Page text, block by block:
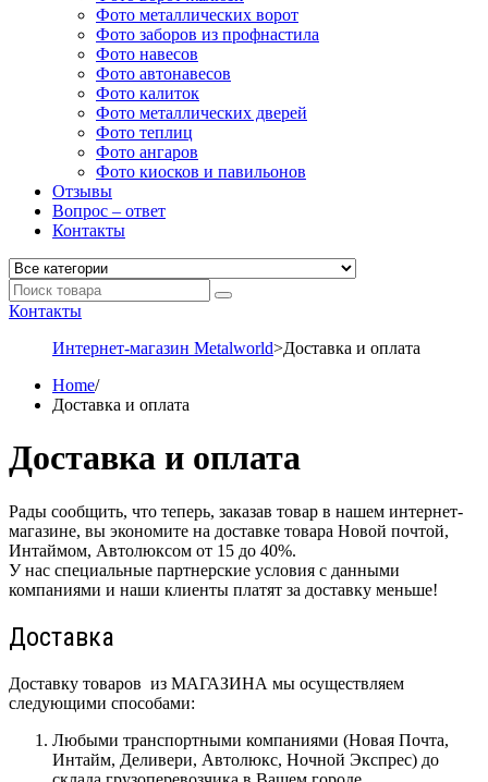
Фото металлических ворот
Фото заборов из профнастила
Фото навесов
Фото автонавесов
Фото калиток
Фото металлических дверей
Фото теплиц
Фото ангаров
Фото киосков и павильонов
Отзывы
Вопрос – ответ
Контакты
Контакты
Интернет-магазин Metalworld>Доставка и оплата
Home/
Доставка и оплата
Доставка и оплата
Рады сообщить, что теперь, заказав товар в нашем интернет-
магазине, вы экономите на доставке товара Новой почтой,
Интаймом, Автолюксом от 15 до 40%.
У нас специальные партнерские условия с данными
компаниями и наши клиенты платят за доставку меньше!
Доставка
Доставку товаров из МАГАЗИНА мы осуществляем
следующими способами:
Любыми транспортными компаниями (Новая Почта,
Интайм, Деливери, Автолюкс, Ночной Экспрес) до